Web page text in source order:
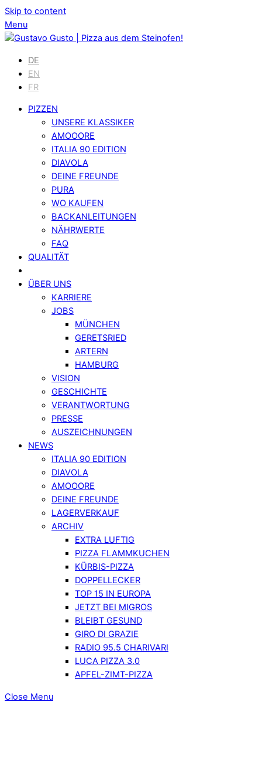
Skip to content
Menu
DE
EN
FR
PIZZEN
UNSERE KLASSIKER
AMOOORE
ITALIA 90 EDITION
DIAVOLA
DEINE FREUNDE
PURA
WO KAUFEN
BACKANLEITUNGEN
NÄHRWERTE
FAQ
QUALITÄT
ÜBER UNS
KARRIERE
JOBS
MÜNCHEN
GERETSRIED
ARTERN
HAMBURG
VISION
GESCHICHTE
VERANTWORTUNG
PRESSE
AUSZEICHNUNGEN
NEWS
ITALIA 90 EDITION
DIAVOLA
AMOOORE
DEINE FREUNDE
LAGERVERKAUF
ARCHIV
EXTRA LUFTIG
PIZZA FLAMMKUCHEN
KÜRBIS-PIZZA
DOPPELLECKER
TOP 15 IN EUROPA
JETZT BEI MIGROS
BLEIBT GESUND
GIRO DI GRAZIE
RADIO 95.5 CHARIVARI
LUCA PIZZA 3.0
APFEL-ZIMT-PIZZA
Close Menu